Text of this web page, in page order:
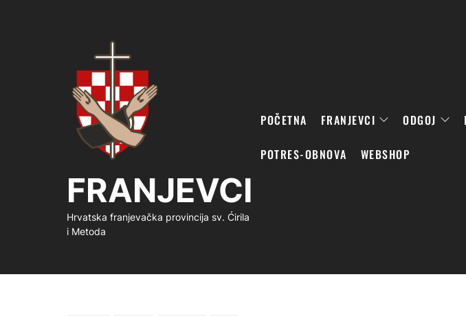
FRANJEVCI
Hrvatska franjevačka provincija sv. Ćirila
i Metoda
POČETNA FRANJEVCI ODGOJ
POTRES-OBNOVA WEBSHOP